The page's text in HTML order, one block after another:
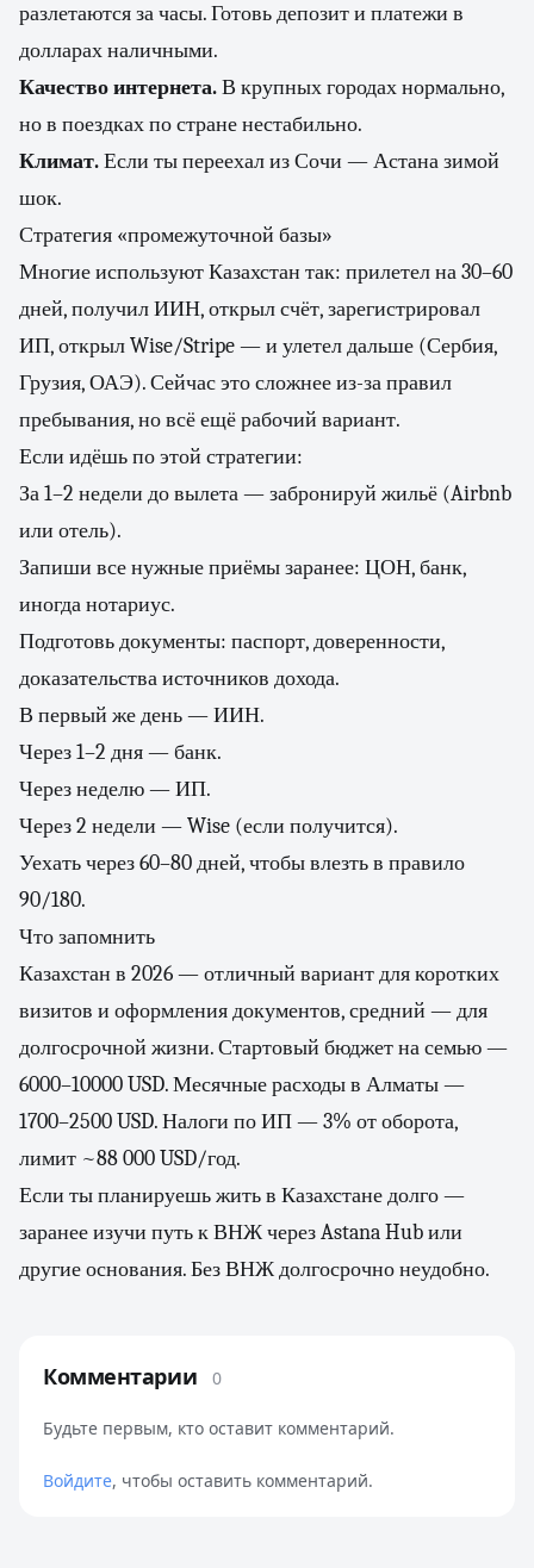
разлетаются за часы. Готовь депозит и платежи в
долларах наличными.
Качество интернета.В крупных городах нормально,
но в поездках по стране нестабильно.
Климат.Если ты переехал из Сочи — Астана зимой
шок.
Стратегия «промежуточной базы»
Многие используют Казахстан так: прилетел на 30–60
дней, получил ИИН, открыл счёт, зарегистрировал
ИП, открыл Wise/Stripe — и улетел дальше (Сербия,
Грузия, ОАЭ). Сейчас это сложнее из-за правил
пребывания, но всё ещё рабочий вариант.
Если идёшь по этой стратегии:
За 1–2 недели до вылета — забронируй жильё (Airbnb
или отель).
Запиши все нужные приёмы заранее: ЦОН, банк,
иногда нотариус.
Подготовь документы: паспорт, доверенности,
доказательства источников дохода.
В первый же день — ИИН.
Через 1–2 дня — банк.
Через неделю — ИП.
Через 2 недели — Wise (если получится).
Уехать через 60–80 дней, чтобы влезть в правило
90/180.
Что запомнить
Казахстан в 2026 — отличный вариант для коротких
визитов и оформления документов, средний — для
долгосрочной жизни. Стартовый бюджет на семью —
6000–10000 USD. Месячные расходы в Алматы —
1700–2500 USD. Налоги по ИП — 3% от оборота,
лимит ~88 000 USD/год.
Если ты планируешь жить в Казахстане долго —
заранее изучи путь к ВНЖ через Astana Hub или
другие основания. Без ВНЖ долгосрочно неудобно.
Комментарии 0
Будьте первым, кто оставит комментарий.
Войдите, чтобы оставить комментарий.